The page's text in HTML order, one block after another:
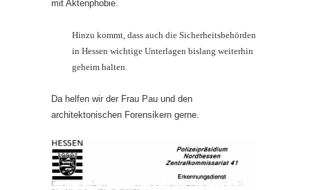
mit Aktenphobie.
Hinzu kommt, dass auch die Sicherheitsbehörden
in Hessen wichtige Unterlagen bislang weiterhin
geheim halten.
Da helfen wir der Frau Pau und den
architektonischen Forensikern gerne.